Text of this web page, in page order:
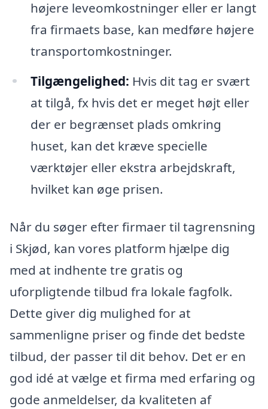
højere leveomkostninger eller er langt
fra firmaets base, kan medføre højere
transportomkostninger.
Tilgængelighed: Hvis dit tag er svært
at tilgå, fx hvis det er meget højt eller
der er begrænset plads omkring
huset, kan det kræve specielle
værktøjer eller ekstra arbejdskraft,
hvilket kan øge prisen.
Når du søger efter firmaer til tagrensning
i Skjød, kan vores platform hjælpe dig
med at indhente tre gratis og
uforpligtende tilbud fra lokale fagfolk.
Dette giver dig mulighed for at
sammenligne priser og finde det bedste
tilbud, der passer til dit behov. Det er en
god idé at vælge et firma med erfaring og
gode anmeldelser, da kvaliteten af